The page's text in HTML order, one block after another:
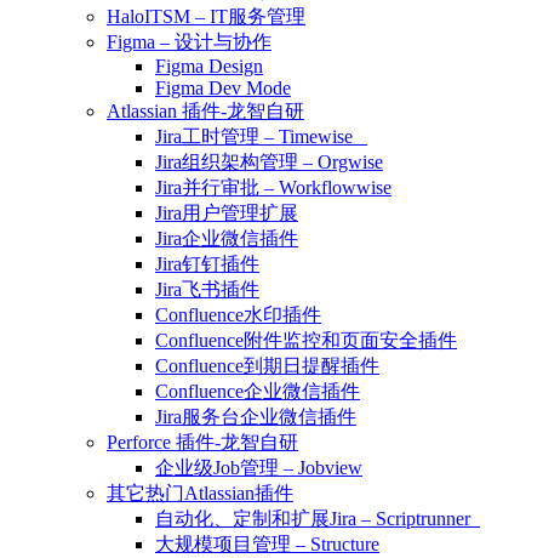
HaloITSM – IT服务管理
Figma – 设计与协作
Figma Design
Figma Dev Mode
Atlassian 插件-龙智自研
Jira工时管理 – Timewise
Jira组织架构管理 – Orgwise
Jira并行审批 – Workflowwise
Jira用户管理扩展
Jira企业微信插件
Jira钉钉插件
Jira飞书插件
Confluence水印插件
Confluence附件监控和页面安全插件
Confluence到期日提醒插件
Confluence企业微信插件
Jira服务台企业微信插件
Perforce 插件-龙智自研
企业级Job管理 – Jobview
其它热门Atlassian插件
自动化、定制和扩展Jira – Scriptrunner
大规模项目管理 – Structure